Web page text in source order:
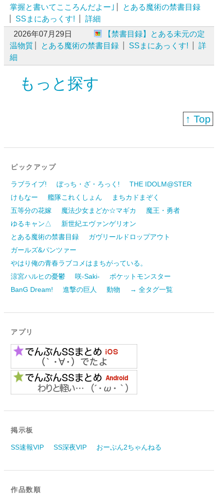
掌握と書いてこころんだよー｣
とある魔術の禁書目録
SSまにあっくす!
詳細
2026年07月29日
【禁書目録】とある未元の定
温物質
とある魔術の禁書目録 SSまにあっくす!
詳
細
もっと探す
↑ Top
ピックアップ
ラブライブ! ぼっち・ざ・ろっく!
THE IDOLM@STER
けもなー
艦隊これくしょん
まちカドまぞく
五等分の花嫁
魔法少女まどか☆マギカ
魔王・勇者
ゆるキャン△
新世紀エヴァンゲリオン
とある魔術の禁書目録
ガヴリールドロップアウト
ガールズ&パンツァー
やはり俺の青春ラブコメはまちがっている。
涼宮ハルヒの憂鬱
咲-Saki-
ポケットモンスター
BanG Dream!
進撃の巨人 動物 → 全タグ一覧
アプリ
掲示板
SS速報VIP SS深夜VIP おーぷん2ちゃんねる
作品数順